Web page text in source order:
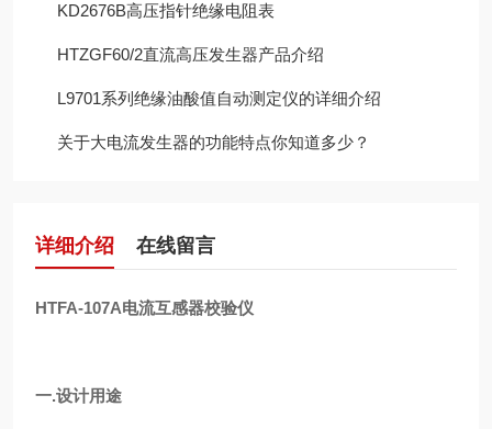
KD2676B高压指针绝缘电阻表
HTZGF60/2直流高压发生器产品介绍
L9701系列绝缘油酸值自动测定仪的详细介绍
关于大电流发生器的功能特点你知道多少？
详细介绍 在线留言
HTFA-107A电流互感器校验仪
一.设计用途